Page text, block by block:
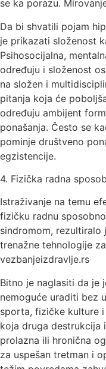
se ka porazu.
Da bi shvatili pojam
je prikazati složenost
Psihosocijalna,
određuju i složenost
na složen i
pitanja koja će
određuju ambijent
ponašanja. Često se
pominje društveno
egzistencije.
4. Fizička radna
Istraživanje na temu
fizičku radnu
sindromom, rezultiralo
trenažne tehnologije
vezbanjeizdravlje.rs
Bitno je naglasiti da je
nemoguće uraditi bez
sporta, fizičke kulture
koja druga destrukcija
prolazna ili hronična
za uspešan tretman i